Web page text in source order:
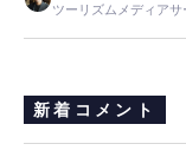
ツーリズムメディアサ
新着コメント